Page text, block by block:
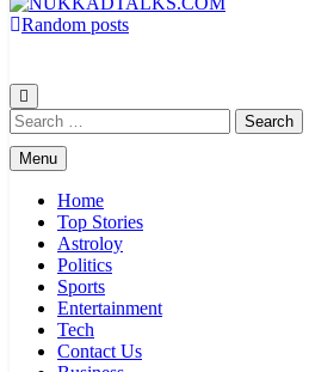
Random posts
Search
for:
Menu
Home
Top Stories
Astroloy
Politics
Sports
Entertainment
Tech
Contact Us